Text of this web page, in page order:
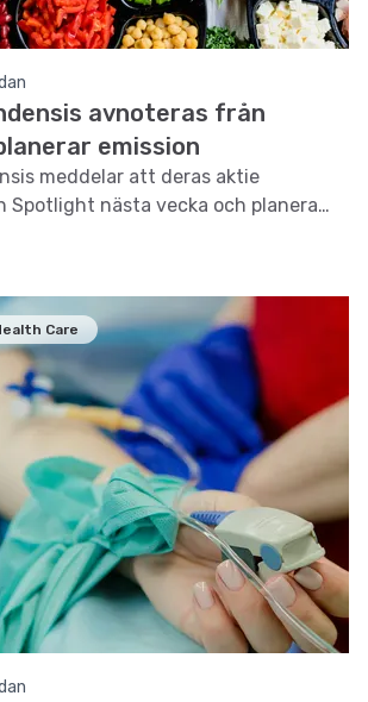
avnoteras från
emission
meddelar att deras aktie
Spotlight nästa vecka och planerar
Care